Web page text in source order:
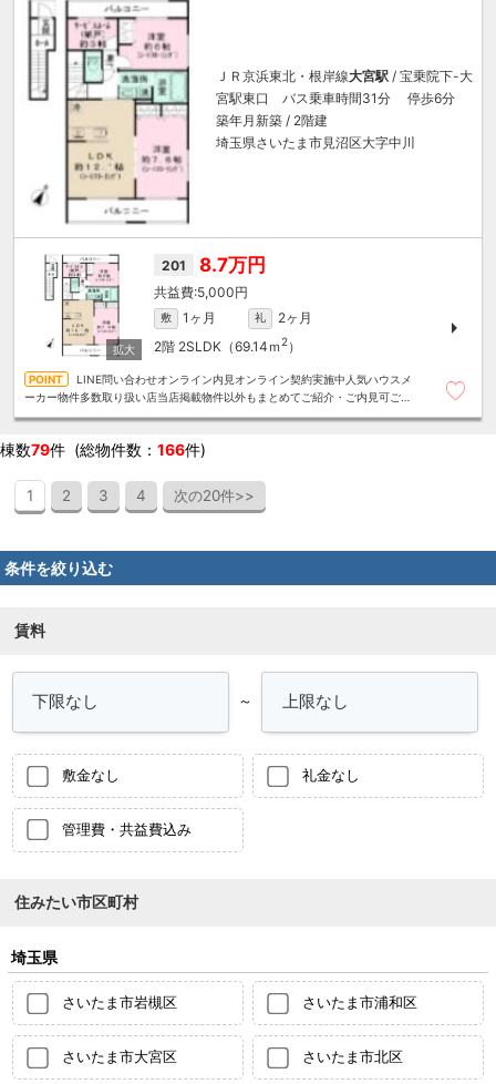
ＪＲ京浜東北・根岸線大宮駅 / 宝乗院下-大
宮駅東口 バス乗車時間31分 停歩6分
築年月新築 / 2階建
埼玉県さいたま市見沼区大字中川
201 8.7万円
5,000円
敷 1ヶ月 礼
2ヶ月
2階 2SLDK（69.14ｍ 2）
LINE問い合わせオンライン内見オンライン契約実施中人気ハウスメ
ーカー物件多数取り扱い店当店掲載物件以外もまとめてご紹介・ご内見可ご予
棟数79件 (総物件数： 166件)
1 2 3 4 次の20件>>
条件を絞り込む
賃料
～
敷金なし 礼金なし
管理費・共益費込み
住みたい市区町村
埼玉県
さいたま市岩槻区 さいたま市浦和区
さいたま市大宮区 さいたま市北区